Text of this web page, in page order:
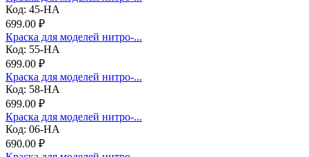
Код: 45-НА
699.00 ₽
Краска для моделей нитро-...
Код: 55-НА
699.00 ₽
Краска для моделей нитро-...
Код: 58-НА
699.00 ₽
Краска для моделей нитро-...
Код: 06-НА
690.00 ₽